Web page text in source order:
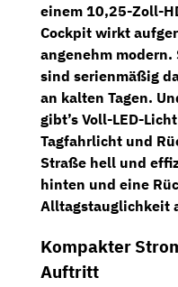
einem 10,25-Zoll-
Cockpit wirkt
angenehm
sind serienmäßig
an kalten Tagen.
gibt’s Voll-LED-
Tagfahrlicht und
Straße hell und
hinten und eine
Alltagstauglichkeit
Kompakter
Auftritt